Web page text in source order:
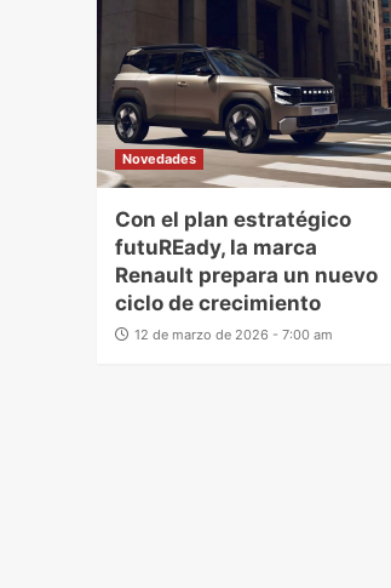
Novedades
Con el plan estratégico
futuREady, la marca
Renault prepara un nuevo
ciclo de crecimiento
12 de marzo de 2026 - 7:00 am